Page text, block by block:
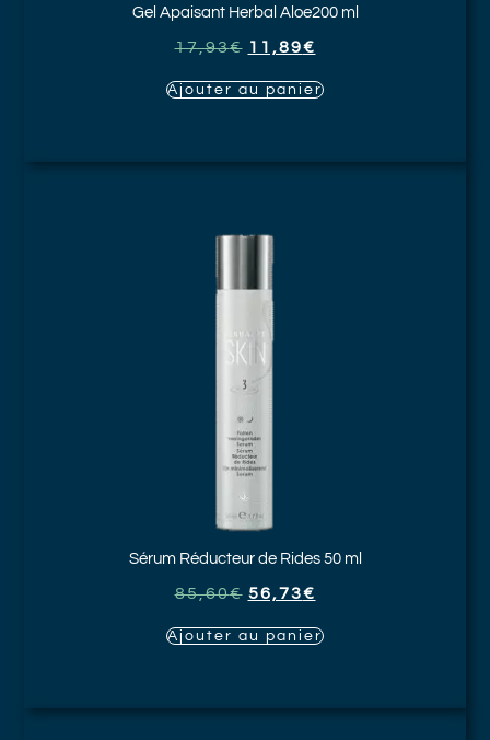
Gel Apaisant Herbal Aloe200 ml
17,93€ 11,89€
Ajouter au panier
Sérum Réducteur de Rides50 ml
85,60€ 56,73€
Ajouter au panier